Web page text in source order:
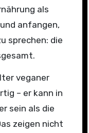
als
anfangen,
sprechen: die
veganer
– er kann in
sein als die
zeigen nicht